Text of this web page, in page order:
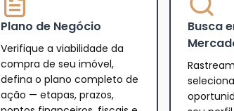
Plano de Negócio
Verifique a viabilidade da
compra de seu imóvel,
defina o plano completo de
ação — etapas, prazos,
Busca